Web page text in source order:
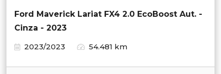
Ford Maverick Lariat FX4 2.0 EcoBoost Aut. -
Cinza - 2023
2023/2023
54.481 km